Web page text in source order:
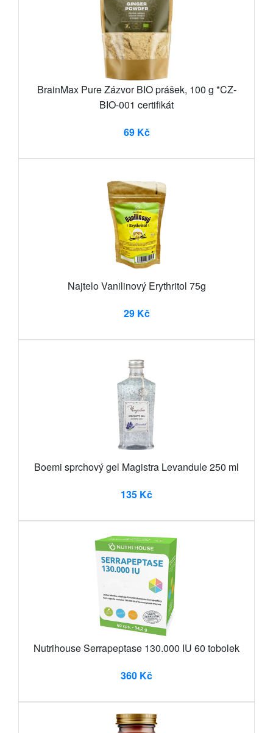
BrainMax Pure Zázvor BIO prášek, 100 g *CZ-
BIO-001 certifikát
69 Kč
Najtelo Vanilinový Erythritol 75g
29 Kč
Boemi sprchový gel Magistra Levandule 250 ml
135 Kč
Nutrihouse Serrapeptase 130.000 IU 60 tobolek
360 Kč